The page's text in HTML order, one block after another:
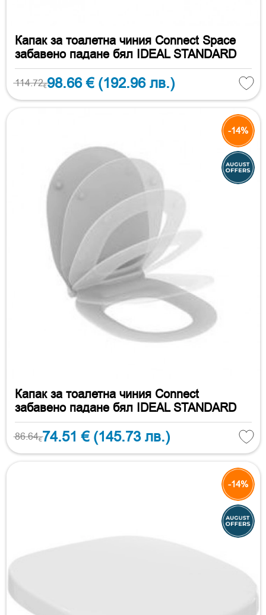
Капак за тоалетна чиния Connect Space
забавено падане бял IDEAL STANDARD
114.72€98.66 € (192.96 лв.)
-14%
Капак за тоалетна чиния Connect
забавено падане бял IDEAL STANDARD
86.64€74.51 € (145.73 лв.)
-14%